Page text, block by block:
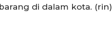
di dalam kota. (rin)